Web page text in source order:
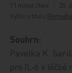
11 minut čtení 20.
Vyšlo v titulu Remedia
Souhrn:
Pavelka K.
pro IL‑6 v